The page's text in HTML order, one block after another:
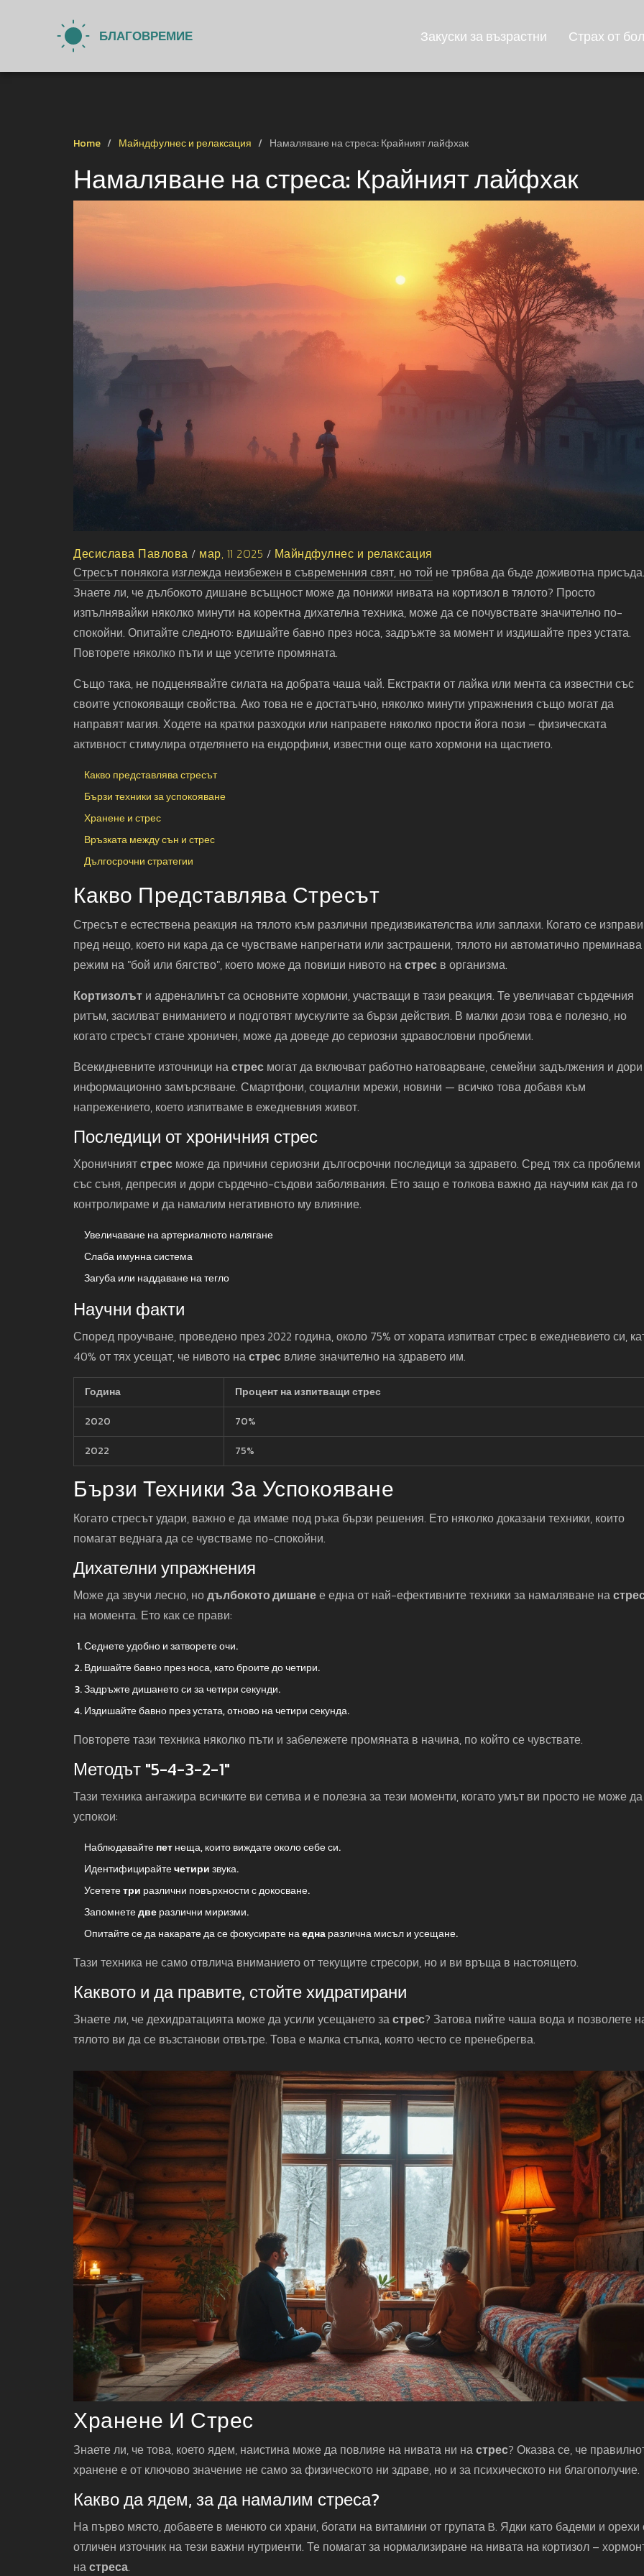
Закуски за възрастни Страх от
Home Майндфулнес и релаксация Намаляване на стреса: Крайният лайфхак
Намаляване на стреса: Крайният лайфхак
Десислава Павлова / мар, 11 2025 / Майндфулнес и релаксация
Стресът понякога изглежда неизбежен в съвременния свят, но той не трябва да бъде доживотна присъда.
Знаете ли, че дълбокото дишане всъщност може да понижи нивата на кортизол в тялото? Просто
изпълнявайки няколко минути на коректна дихателна техника, може да се почувствате значително по-
спокойни. Опитайте следното: вдишайте бавно през носа, задръжте за момент и издишайте през устата.
Повторете няколко пъти и ще усетите промяната.
Също така, не подценявайте силата на добрата чаша чай. Екстракти от лайка или мента са известни със
своите успокояващи свойства. Ако това не е достатъчно, няколко минути упражнения също могат да
направят магия. Ходете на кратки разходки или направете няколко прости йога пози – физическата
активност стимулира отделянето на ендорфини, известни още като хормони на щастието.
Какво представлява стресът
Бързи техники за успокояване
Хранене и стрес
Връзката между сън и стрес
Дългосрочни стратегии
Какво Представлява Стресът
Стресът е естествена реакция на тялото към различни предизвикателства или заплахи. Когато се
пред нещо, което ни кара да се чувстваме напрегнати или застрашени, тялото ни автоматично
режим на "бой или бягство", което може да повиши нивото настрес в организма.
Кортизолът и адреналинът са основните хормони, участващи в тази реакция. Те увеличават сърдечния
ритъм, засилват вниманието и подготвят мускулите за бързи действия. В малки дози това е полезно, но
когато стресът стане хроничен, може да доведе до сериозни здравословни проблеми.
Всекидневните източници настрес могат да включват работно натоварване, семейни задължения и дори
информационно замърсяване. Смартфони, социални мрежи, новини — всичко това добавя към
напрежението, което изпитваме в ежедневния живот.
Последици от хроничния стрес
Хроничниятстрес може да причини сериозни дългосрочни последици за здравето. Сред тях са проблеми
със съня, депресия и дори сърдечно-съдови заболявания. Ето защо е толкова важно да научим как да го
контролираме и да намалим негативното му влияние.
Увеличаване на артериалното налягане
Слаба имунна система
Загуба или наддаване на тегло
Научни факти
Според проучване, проведено през 2022 година, около 75% от хората изпитват стрес в ежедневието си,
40% от тях усещат, че нивото настрес влияе значително на здравето им.
Година
Процент на изпитващи стрес
2020
70%
2022
75%
Бързи Техники За Успокояване
Когато стресът удари, важно е да имаме под ръка бързи решения. Ето няколко доказани техники, които
помагат веднага да се чувстваме по-спокойни.
Дихателни упражнения
Може да звучи лесно, нодълбокото дишанее една от най-ефективните техники за намаляване на
на момента. Ето как се прави:
Седнете удобно и затворете очи.
Вдишайте бавно през носа, като броите до четири.
Задръжте дишането си за четири секунди.
Издишайте бавно през устата, отново на четири секунда.
Повторете тази техника няколко пъти и забележете промяната в начина, по който се чувствате.
Методът "5-4-3-2-1"
Тази техника ангажира всичките ви сетива и е полезна за тези моменти, когато умът ви просто не може
успокои:
Наблюдавайтепетнеща, които виждате около себе си.
Идентифицирайтечетиризвука.
Усетететри различни повърхности с докосване.
Запомнетедверазлични миризми.
Опитайте се да накарате да се фокусирате наеднаразлична мисъл и усещане.
Тази техника не само отвлича вниманието от текущите стресори, но и ви връща в настоящето.
Каквото и да правите, стойте хидратирани
Знаете ли, че дехидратацията може да усили усещането застрес? Затова пийте чаша вода и позволете
тялото ви да се възстанови отвътре. Това е малка стъпка, която често се пренебрегва.
Хранене И Стрес
Знаете ли, че това, което ядем, наистина може да повлияе на нивата ни настрес? Оказва се, че
хранене е от ключово значение не само за физическото ни здраве, но и за психическото ни благополучие.
Какво да ядем, за да намалим стреса?
На първо място, добавете в менюто си храни, богати на витамини от групата B. Ядки като бадеми и орехи
отличен източник на тези важни нутриенти. Те помагат за нормализиране на нивата на кортизол –
настреса.